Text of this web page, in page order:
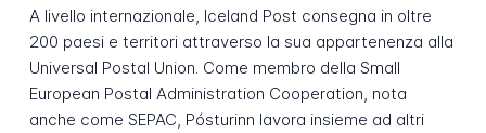
A livello internazionale, Iceland Post consegna in oltre
200 paesi e territori attraverso la sua appartenenza alla
Universal Postal Union. Come membro della Small
European Postal Administration Cooperation, nota
anche come SEPAC, Pósturinn lavora insieme ad altri